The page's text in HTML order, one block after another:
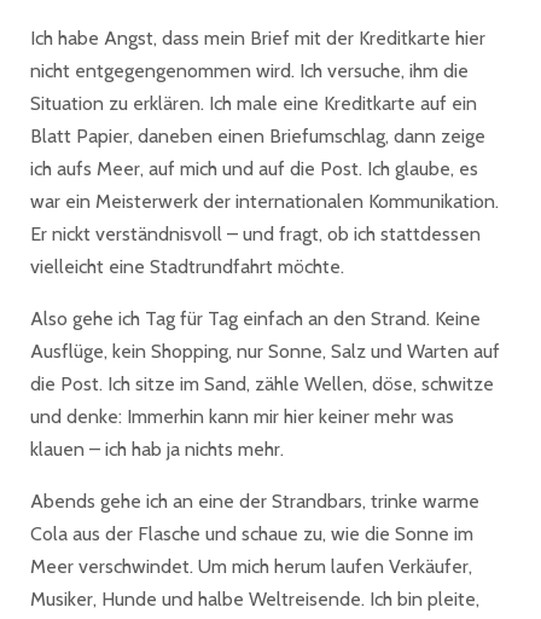
Ich habe Angst, dass mein Brief mit der Kreditkarte hier
nicht entgegengenommen wird. Ich versuche, ihm die
Situation zu erklären. Ich male eine Kreditkarte auf ein
Blatt Papier, daneben einen Briefumschlag, dann zeige
ich aufs Meer, auf mich und auf die Post. Ich glaube, es
war ein Meisterwerk der internationalen Kommunikation.
Er nickt verständnisvoll – und fragt, ob ich stattdessen
vielleicht eine Stadtrundfahrt möchte.
Also gehe ich Tag für Tag einfach an den Strand. Keine
Ausflüge, kein Shopping, nur Sonne, Salz und Warten auf
die Post. Ich sitze im Sand, zähle Wellen, döse, schwitze
und denke: Immerhin kann mir hier keiner mehr was
klauen – ich hab ja nichts mehr.
Abends gehe ich an eine der Strandbars, trinke warme
Cola aus der Flasche und schaue zu, wie die Sonne im
Meer verschwindet. Um mich herum laufen Verkäufer,
Musiker, Hunde und halbe Weltreisende. Ich bin pleite,